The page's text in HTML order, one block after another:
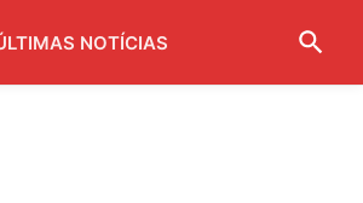
NOTÍCIAS